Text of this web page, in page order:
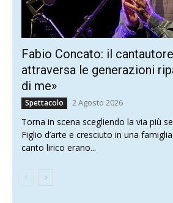
Fabio Concato: il
attraversa le generazioni
di me»
Spettacolo 2 Agosto 2026
Torna in scena scegliendo la via più
Figlio d’arte e cresciuto in una
canto lirico erano...